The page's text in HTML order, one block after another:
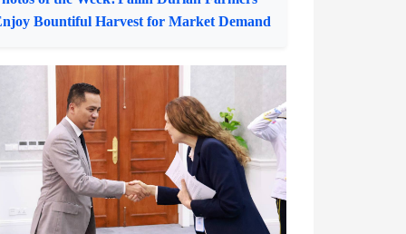
Minister Receives UN Human Rights
Representative in Cambodia